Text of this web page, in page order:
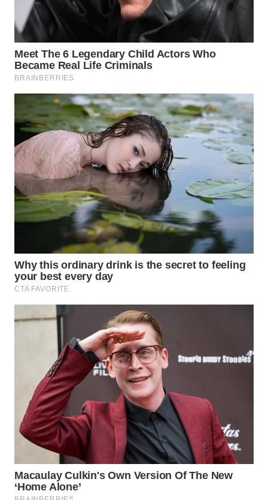
WN
INDRAMAYU
WN
KUNINGAN
WN
MAJALENGKA
WN
SUBANG
WN
SUKABUMI
PURWAKARTA
WN
PRIANGAN
TIMUR
SEMARANG
WN
SOLO
WN
BOROBUDUR
WN
MADURA